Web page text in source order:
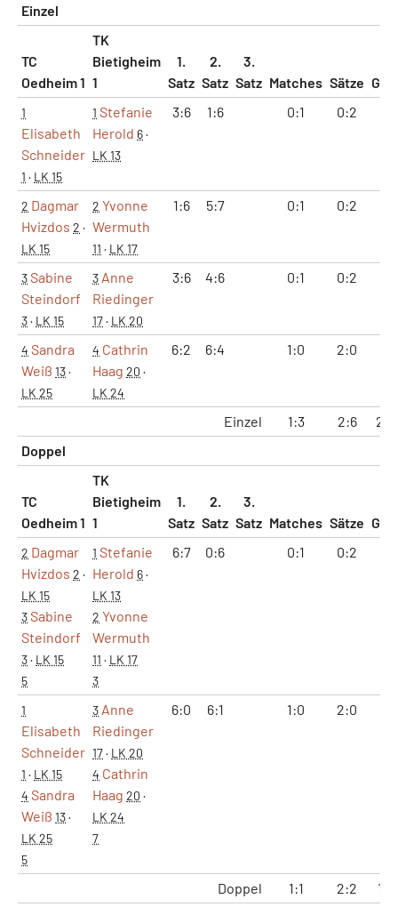
Einzel
TC
Oedheim 1
TK
Bietigheim
1
1.
Satz
2.
Satz
3.
Satz Matches Sätze
1
Elisabeth
Schneider
1 · LK 15
1 Stefanie
Herold 6·
LK 13
3:6 1:6 0:1 0:2
2 Dagmar
Hvizdos 2 ·
LK 15
2 Yvonne
Wermuth
11 · LK 17
1:6 5:7 0:1 0:2
3Sabine
Steindorf
3· LK 15
3 Anne
Riedinger
17· LK 20
3:6 4:6 0:1 0:2
4 Sandra
Weiß 13·
LK 25
4 Cathrin
Haag 20 ·
LK 24
6:2 6:4 1:0 2:0
Einzel 1:3 2:6
Doppel
TC
Oedheim 1
TK
Bietigheim
1
1.
Satz
2.
Satz
3.
Satz Matches Sätze
2 Dagmar
Hvizdos 2 ·
LK 15
3Sabine
Steindorf
3· LK 15
5
1 Stefanie
Herold 6·
LK 13
2 Yvonne
Wermuth
11 · LK 17
3
6:7 0:6 0:1 0:2
1
Elisabeth
Schneider
1 · LK 15
4 Sandra
Weiß 13·
LK 25
5
3 Anne
Riedinger
17· LK 20
4 Cathrin
Haag 20 ·
LK 24
7
6:0 6:1 1:0 2:0
Doppel 1:1 2:2